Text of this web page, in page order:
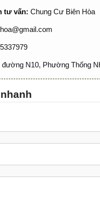
tư vấn: Chung Cư Biên Hòa
đường N10, Phường Thống